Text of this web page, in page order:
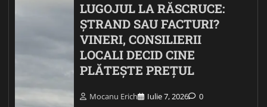
LUGOJUL LA RĂSCRUCE:
ȘTRAND SAU FACTURI?
VINERI, CONSILIERII
LOCALI DECID CINE
PLĂTEȘTE PREȚUL
Mocanu Erich Iulie 7, 2026 0